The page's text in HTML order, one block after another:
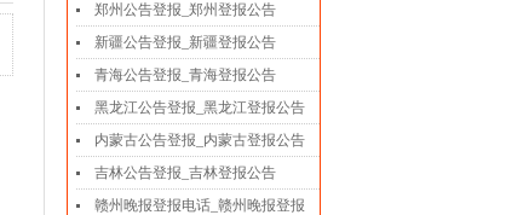
郑州公告登报_郑州登报公告
新疆公告登报_新疆登报公告
青海公告登报_青海登报公告
黑龙江公告登报_黑龙江登报公告
内蒙古公告登报_内蒙古登报公告
吉林公告登报_吉林登报公告
赣州晚报登报电话_赣州晚报登报